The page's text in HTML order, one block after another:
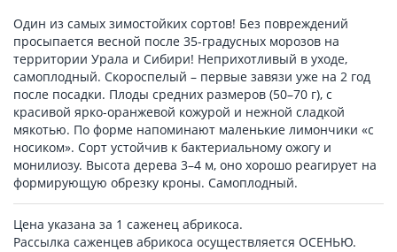
Один из самых зимостойких сортов! Без повреждений
просыпается весной после 35-градусных морозов на
территории Урала и Сибири! Неприхотливый в уходе,
самоплодный. Скороспелый – первые завязи уже на 2 год
после посадки. Плоды средних размеров (50–70 г), с
красивой ярко-оранжевой кожурой и нежной сладкой
мякотью. По форме напоминают маленькие лимончики «с
носиком». Сорт устойчив к бактериальному ожогу и
монилиозу. Высота дерева 3–4 м, оно хорошо реагирует на
формирующую обрезку кроны. Самоплодный.
Цена указана за 1 саженец абрикоса.
Рассылка саженцев абрикоса осуществляется ОСЕНЬЮ.